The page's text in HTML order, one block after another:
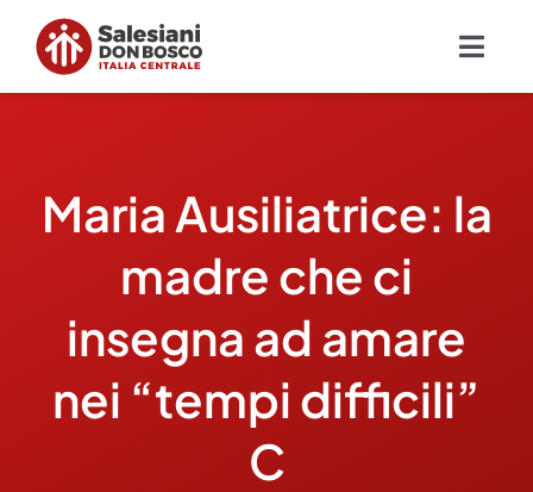
contenuto
Missione
Ambienti educativi e servizi
Maria Ausiliatrice: la
madre che ci
insegna ad amare
nei “tempi difficili”
C